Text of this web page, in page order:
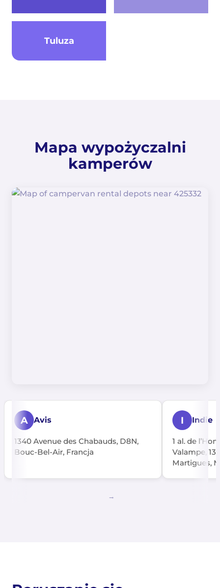
Tuluza
Mapa wypożyczalni
kamperów
A Avis
1340 Avenue des Chabauds, D8N,
Bouc-Bel-Air, Francja
I Indie
1 al. de
Valampe,
Martigues,